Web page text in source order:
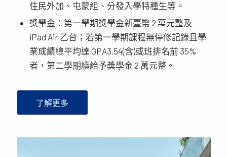
住民外加、屯蒙組、分發入學特種生等。
獎學金：第一學期獎學金新臺幣 2 萬元整及
iPad Air 乙台；若第一學期課程無停修記錄且學
業成績總平均達 GPA3.54(含)或班排名前 35%
者，第二學期續給予獎學金 2 萬元整。
了解更多